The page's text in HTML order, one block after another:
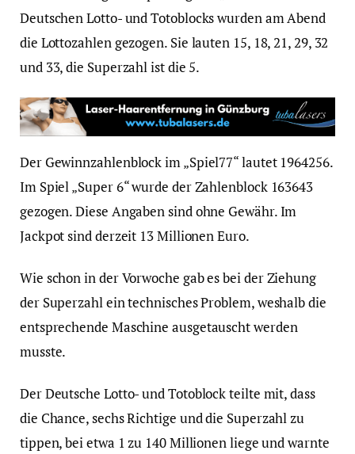
Deutschen Lotto- und Totoblocks wurden am Abend
die Lottozahlen gezogen. Sie lauten 15, 18, 21, 29, 32
und 33, die Superzahl ist die 5.
Der Gewinnzahlenblock im „Spiel77“ lautet 1964256.
Im Spiel „Super 6“ wurde der Zahlenblock 163643
gezogen. Diese Angaben sind ohne Gewähr. Im
Jackpot sind derzeit 13 Millionen Euro.
Wie schon in der Vorwoche gab es bei der Ziehung
der Superzahl ein technisches Problem, weshalb die
entsprechende Maschine ausgetauscht werden
musste.
Der Deutsche Lotto- und Totoblock teilte mit, dass
die Chance, sechs Richtige und die Superzahl zu
tippen, bei etwa 1 zu 140 Millionen liege und warnte